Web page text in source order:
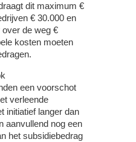
dit maximum €
€ 30.000 en
de weg €
kosten moeten
een voorschot
verleende
initiatief langer dan
aanvullend nog een
het subsidiebedrag